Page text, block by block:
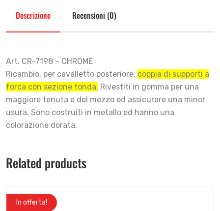
Descrizione Recensioni (0)
Art. CR-7198 – CHROME
Ricambio, per cavalletto posteriore, coppia di supporti a
forca con sezione tonda. Rivestiti in gomma per una
maggiore tenuta e del mezzo ed assicurare una minor
usura. Sono costruiti in metallo ed hanno una
colorazione dorata.
Related products
In offerta!